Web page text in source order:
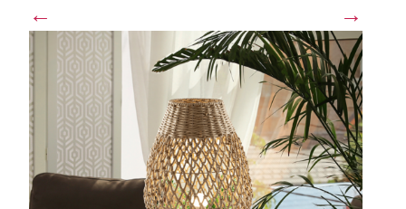
← →